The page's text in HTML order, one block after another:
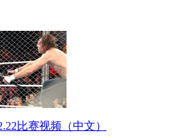
比赛视频（中文）